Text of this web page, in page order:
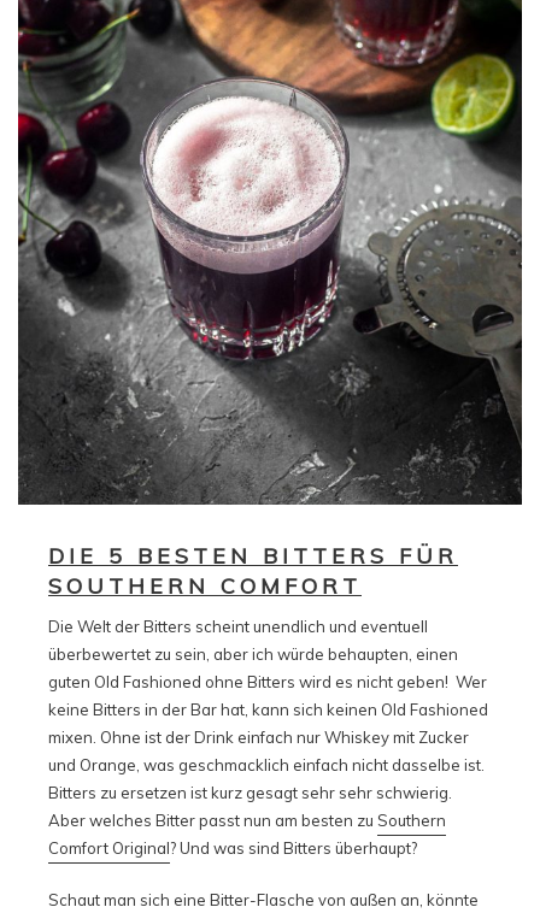
DIE 5 BESTEN BITTERS FÜR
SOUTHERN COMFORT
Die Welt der Bitters scheint unendlich und eventuell
überbewertet zu sein, aber ich würde behaupten, einen
guten Old Fashioned ohne Bitters wird es nicht geben! Wer
keine Bitters in der Bar hat, kann sich keinen Old Fashioned
mixen. Ohne ist der Drink einfach nur Whiskey mit Zucker
und Orange, was geschmacklich einfach nicht dasselbe ist.
Bitters zu ersetzen ist kurz gesagt sehr sehr schwierig.
Aber welches Bitter passt nun am besten zu Southern
Comfort Original? Und was sind Bitters überhaupt?
Schaut man sich eine Bitter-Flasche von außen an, könnte